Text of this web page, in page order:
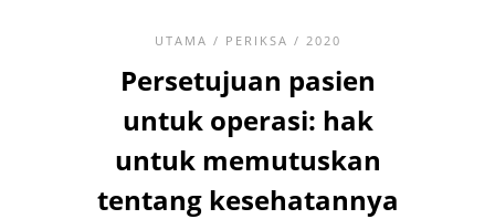
UTAMA / PERIKSA / 2020
Persetujuan pasien
untuk operasi: hak
untuk memutuskan
tentang kesehatannya